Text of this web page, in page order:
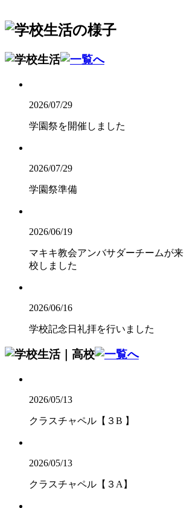
2026/07/29
学園祭を開催しました
2026/07/29
学園祭準備
2026/06/19
マキキ教会アンバサダーチームが来
校しました
2026/06/16
学校記念日礼拝を行いました
2026/05/13
クラスチャペル【３B 】
2026/05/13
クラスチャペル【３A】